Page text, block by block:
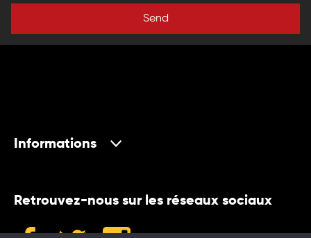
Send
Informations
Retrouvez-nous sur les réseaux sociaux